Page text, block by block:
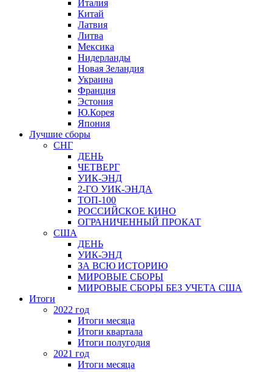
Италия
Китай
Латвия
Литва
Мексика
Нидерланды
Новая Зеландия
Украина
Франция
Эстония
Ю.Корея
Япония
Лучшие сборы
СНГ
ДЕНЬ
ЧЕТВЕРГ
УИК-ЭНД
2-ГО УИК-ЭНДА
ТОП-100
РОССИЙСКОЕ КИНО
ОГРАНИЧЕННЫЙ ПРОКАТ
США
ДЕНЬ
УИК-ЭНД
ЗА ВСЮ ИСТОРИЮ
МИРОВЫЕ СБОРЫ
МИРОВЫЕ СБОРЫ БЕЗ УЧЕТА США
Итоги
2022 год
Итоги месяца
Итоги квартала
Итоги полугодия
2021 год
Итоги месяца